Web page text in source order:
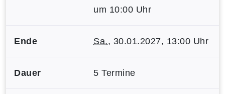
um 10:00 Uhr
Ende Sa., 30.01.2027, 13:00 Uhr
Dauer 5 Termine